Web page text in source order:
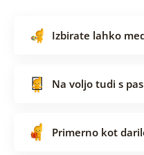
Izbirate lahko
Na voljo tudi s
Primerno kot